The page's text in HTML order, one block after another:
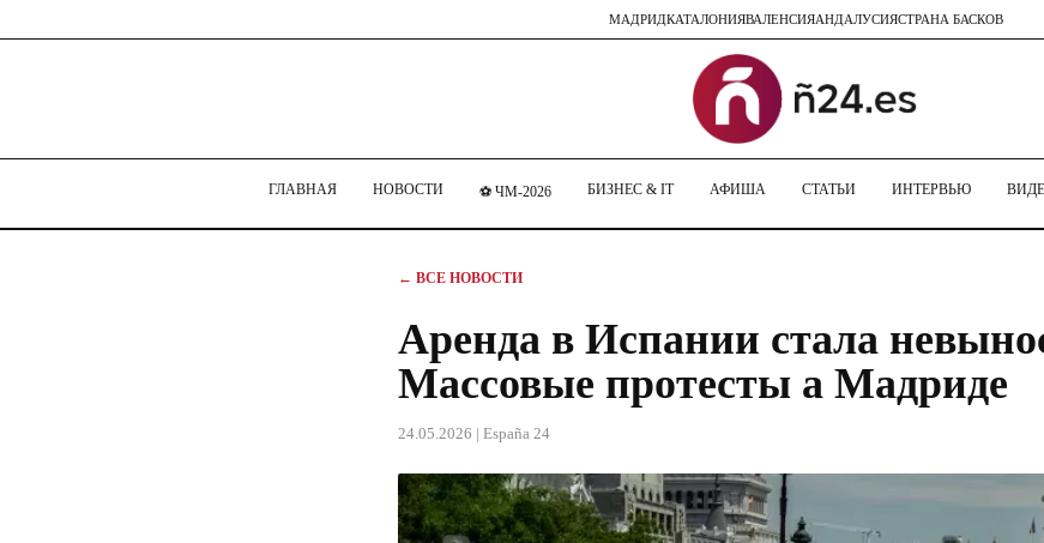
МАДРИДКАТАЛОНИЯВАЛЕНСИЯАНДАЛУСИЯСТРАНА БАСКОВ
ГЛАВНАЯ НОВОСТИ ⚽ ЧМ-2026 БИЗНЕС & IT АФИША СТАТЬИ ИНТЕРВЬЮ
← ВСЕ НОВОСТИ
Аренда в Испании стала
Массовые протесты а Мадриде
24.05.2026 | España 24